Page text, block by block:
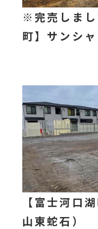
※完売しま
町】サンシ
【富士河口
山東蛇石）